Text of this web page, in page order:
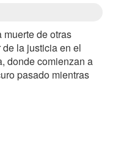
de otras
la justicia en el
donde comienzan a
pasado mientras